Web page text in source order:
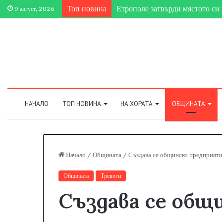
9 август, 2026 Топ новина Етрополе затвърди мястото
НАЧАЛО ТОП НОВИНА НА ХОРАТА ОБЩИНАТА
Начало / Общината / Създава се общинско
Общината Тревоги
Създава се